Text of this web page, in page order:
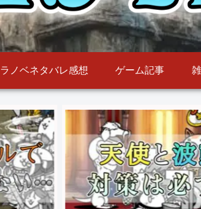
ラノベネタバレ感想 ゲーム記事